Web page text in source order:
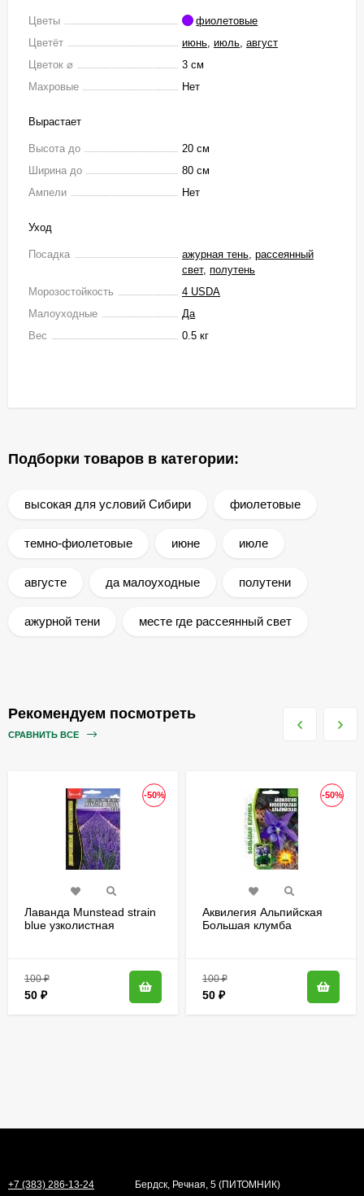
Цветы
фиолетовые
Цветёт
июнь июль август
Цветок ⌀
3 см
Махровые
Нет
Вырастает
Высота до
20 см
Ширина до
80 см
Ампели
Нет
Уход
Посадка ажурная тень рассеянный
свет, полутень
Морозостойкость
4 USDA
Малоуходные
Да
Вес
0.5 кг
Подборки товаров в категории:
высокая для условий Сибири фиолетовые
темно-фиолетовые июне июле
августе да малоуходные полутени
ажурной тени месте где рассеянный свет
Рекомендуем посмотреть
СРАВНИТЬ ВСЕ
-50%
Лаванда Munstead strain
blue узколистная
100₽
50 ₽
-50%
Аквилегия Альпийская
Большая клумба
100₽
50 ₽
+7 (383) 286-13-24 Бердск, Речная, 5 (ПИТОМНИК)